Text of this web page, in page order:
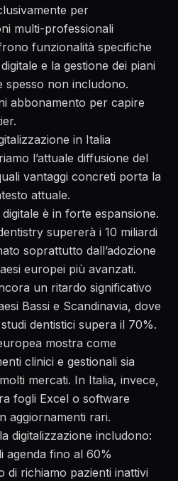
per
multi-professionali
funzionalità specifiche
e la gestione dei piani
spesso non includono.
abbonamento per capire
in Italia
l’attuale diffusione del
vantaggi concreti porta la
attuale.
è in forte espansione.
supererà i 10 miliardi
soprattutto dall’adozione
europei più avanzati.
un ritardo significativo
Bassi e Scandinavia, dove
dentistici supera il 70%.
mostra come
clinici e gestionali sia
mercati. In Italia, invece,
fogli Excel o software
aggiornamenti rari.
digitalizzazione includono:
agenda fino al 60%
di richiamo pazienti inattivi